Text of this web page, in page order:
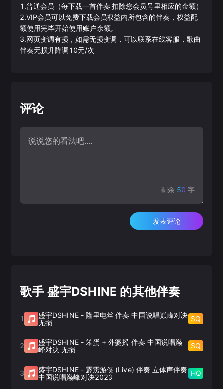
1.普通会员（每下载一首伴奏 扣除您会员号里相应的金额）
2.VIP会员可以免费下载会员权益内所包含的伴奏，权益配
额使用完毕开始使用账户余额。
3.网页变调有损，如需无损变调，可以联系在线客服，歌曲
伴奏无损升降调10元/次
评论
剩余 50 字
发表评论
歌手 盛宇DSHINE 的其他伴奏
1 盛宇DSHINE- 隆里电丝 伴奏 中国说唱巅峰对决
无损
SQ
2 盛宇DSHINE- 笨蛋 + 外婆摇 伴奏 中国说唱巅
峰对决 无损
SQ
3 盛宇DSHINE- 霹雳游侠 (Live) 伴奏 立体声伴奏
中国说唱巅峰对决2023
HQ